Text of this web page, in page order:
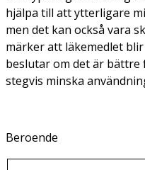
hjälpa till att ytterligare
men det kan också vara
märker att läkemedlet
beslutar om det är
stegvis minska
Beroende